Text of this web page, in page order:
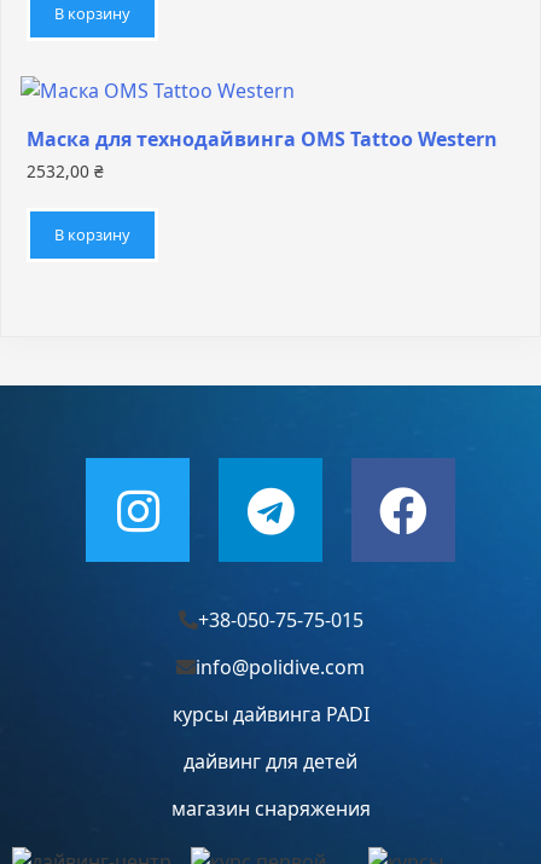
В корзину
Маска для технодайвинга OMS Tattoo Western
2532,00 ₴
В корзину
+38-050-75-75-015
info@polidive.com
курсы дайвинга PADI
дайвинг для детей
магазин снаряжения